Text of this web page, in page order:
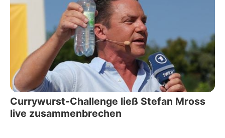
Currywurst-Challenge ließ Stefan Mross
live zusammenbrechen